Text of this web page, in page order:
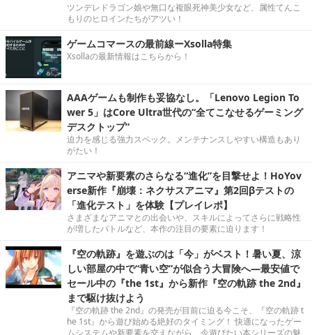
ツンデレドラゴン娘や無口な複眼死神美少女など、属性てんこ
もりのヒロインたちがアツい！
ゲームコマースの最前線ーXsolla特集
Xsollaの最新情報はこちらから！
AAAゲームも制作も妥協なし。「Lenovo Legion To
wer 5」はCore Ultra世代の“全てこなせるゲーミング
デスクトップ”
迫力を感じる強力スペック。メンテナンスしやすい構造もあり
がたい！
アニマや新要素のさらなる“進化”を目撃せよ！HoYov
erse新作『崩壊：ネクサスアニマ』第2回βテストの
「進化テスト」を体験【プレイレポ】
さまざまなアニマとの出会いや、スキルによってさらに戦略性
が増したバトルなど、本作の注目の要素に迫ります！
『空の軌跡』を遊ぶのは「今」がベスト！暑い夏、涼
しい部屋の中で“青い空”が似合う大冒険へ―最安値で
セール中の『the 1st』から新作『空の軌跡 the 2nd』
まで駆け抜けよう
『空の軌跡 the 2nd』の発売が目前に迫る今こそ、『空の軌跡 t
he 1st』から遊び始める絶好のタイミング！ 快適になったゲー
ムシステムや新要素を交えながら、今遊びたい本シリーズの魅